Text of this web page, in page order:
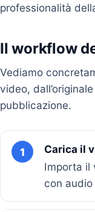
professionalità
Il workflow
Vediamo
video,
pubblicazione.
1
Carica il
Importa il
con